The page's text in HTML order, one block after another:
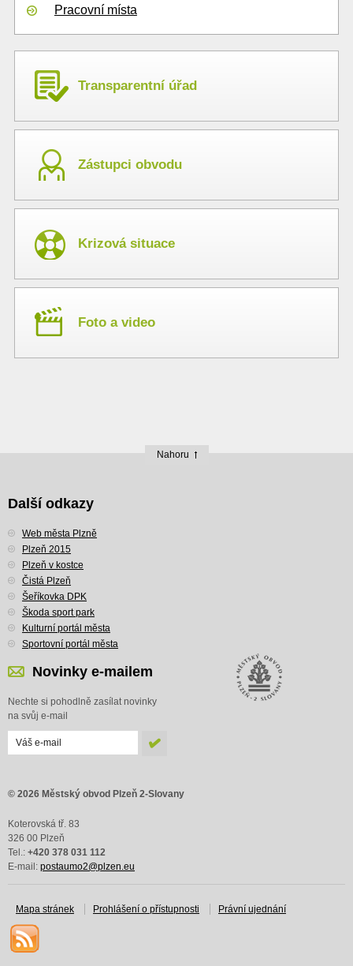
Pracovní místa
Transparentní úřad
Zástupci obvodu
Krizová situace
Foto a video
Nahoru
Další odkazy
Web města Plzně
Plzeň 2015
Plzeň v kostce
Čistá Plzeň
Šeříkovka DPK
Škoda sport park
Kulturní portál města
Sportovní portál města
Novinky e-mailem
Nechte si pohodlně zasílat novinky
na svůj e-mail
© 2026 Městský obvod Plzeň 2-Slovany
Koterovská tř. 83
326 00 Plzeň
Tel.: +420 378 031 112
E-mail: postaumo2@plzen.eu
Mapa stránek Prohlášení o přístupnosti Právní ujednání